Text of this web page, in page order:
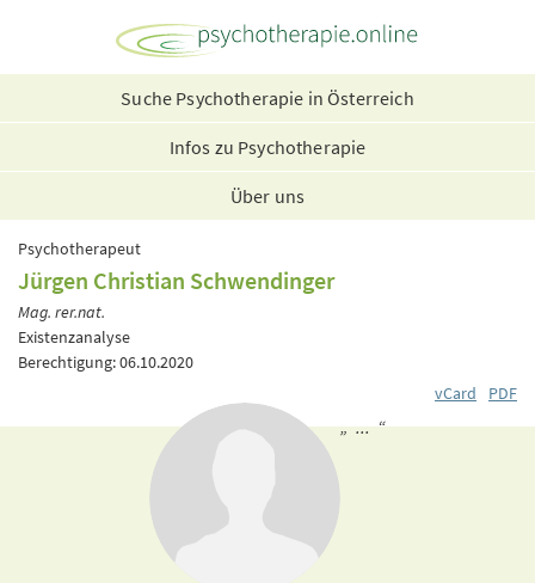
Suche Psychotherapie in Österreich
Infos zu Psychotherapie
Über uns
Psychotherapeut
Jürgen Christian Schwendinger
Mag. rer.nat.
Existenzanalyse
Berechtigung: 06.10.2020
vCard
PDF
„ ... “